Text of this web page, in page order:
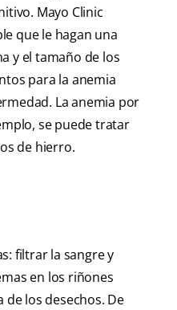
Mayo Clinic
que le hagan una
y el tamaño de los
para la anemia
La anemia por
se puede tratar
de hierro.
filtrar la sangre y
en los riñones
los desechos. De